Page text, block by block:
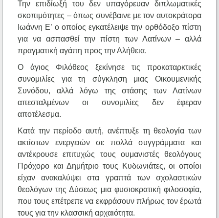
Την επιδίωξή του δεν υπαγόρευαν διπλωματικές
σκοπιμότητες – όπως συνέβαινε με τον αυτοκράτορα
Ιωάννη Ε’ ο οποίος εγκατέλειψε την ορθόδοξο πίστη
για να ασπασθεί την πίστη των Λατίνων – αλλά
πραγματική αγάπη προς την Αλήθεια.
Ο άγιος Φιλόθεος ξεκίνησε τις προκαταρκτικές
συνομιλίες για τη σύγκληση μιας Οικουμενικής
Συνόδου, αλλά λόγω της στάσης των Λατίνων
απεσταλμένων οι συνομιλίες δεν έφεραν
αποτέλεσμα.
Κατά την περίοδο αυτή, ανέπτυξε τη θεολογία των
ακτίστων ενεργειών σε πολλά συγγράμματα και
αντέκρουσε επιτυχώς τους ουμανιστές θεολόγους
Πρόχορο και Δημήτριο τους Κυδωνιάτες, οι οποίοι
είχαν ανακαλύψει στα γραπτά των σχολαστικών
θεολόγων της Δύσεως μια φυσιοκρατική φιλοσοφία,
που τους επέτρεπε να εκφράσουν πλήρως τον έρωτά
τους για την κλασσική αρχαιότητα.